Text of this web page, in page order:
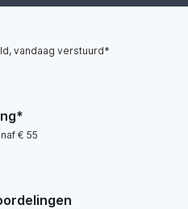
vandaag verstuurd*
€ 55